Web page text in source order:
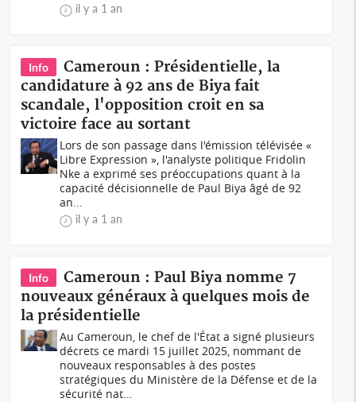
il y a 1 an
Info
Cameroun : Présidentielle, la
candidature à 92 ans de Biya fait
scandale, l'opposition croit en sa
victoire face au sortant
Lors de son passage dans l'émission télévisée «
Libre Expression », l'analyste politique Fridolin
Nke a exprimé ses préoccupations quant à la
capacité décisionnelle de Paul Biya âgé de 92
an...
il y a 1 an
Info
Cameroun : Paul Biya nomme 7
nouveaux généraux à quelques mois de
la présidentielle
Au Cameroun, le chef de l'État a signé plusieurs
décrets ce mardi 15 juillet 2025, nommant de
nouveaux responsables à des postes
stratégiques du Ministère de la Défense et de la
sécurité nat...